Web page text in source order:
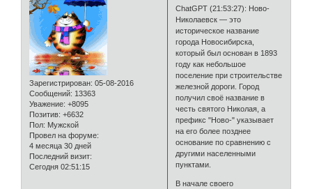
Зарегистрирован: 05-08-2016
Сообщений: 13363
Уважение: +8095
Позитив: +6632
Пол: Мужской
Провел на форуме:
4 месяца 30 дней
Последний визит:
Сегодня 02:51:15
ChatGPT (21:53:27): Ново-
Николаевск — это
историческое название
города Новосибирска,
который был основан в 1893
году как небольшое
поселение при строительстве
железной дороги. Город
получил своё название в
честь святого Николая, а
префикс "Ново-" указывает
на его более позднее
основание по сравнению с
другими населенными
пунктами.
В начале своего